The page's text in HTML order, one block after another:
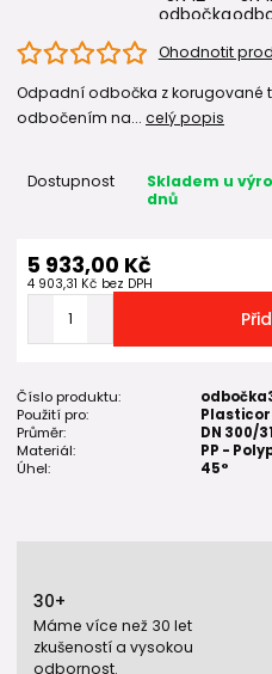
Ohodnotit
Odpadní odbočka z korugované
odbočením na... celý popis
Dostupnost
Skladem u
dnů
5 933,00 Kč
4 903,31 Kč bez DPH
Číslo produktu:
Použití pro:
Plasticor
Průměr:
DN 300/
Materiál:
PP -
Úhel:
45°
30+
Máme více než 30 let
zkušeností a vysokou
odbornost.